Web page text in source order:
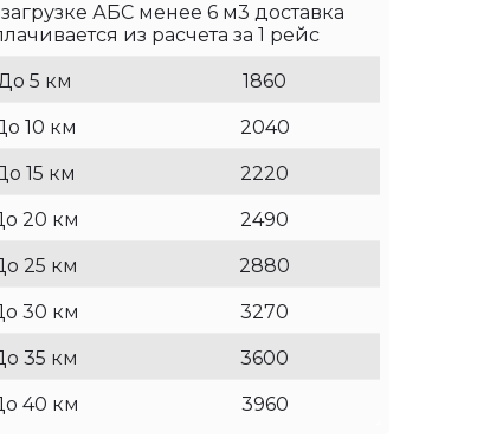
Воробьевы горы
Домодедовская
Кантемировская
АБС менее 6 м3 доставка
из расчета за 1 рейс
5 км 1860
10 км 2040
15 км 2220
20 км 2490
25 км 2880
30 км 3270
35 км 3600
40 км 3960